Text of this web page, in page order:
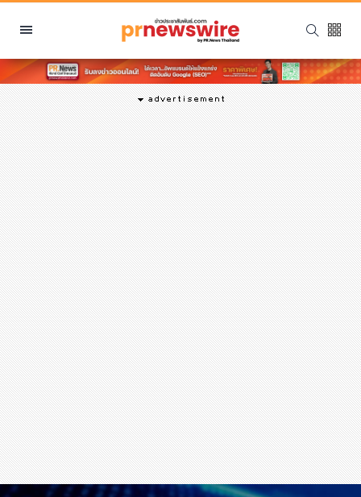
หมวดหมู่
พีอาร์ นิวส์ไวร์
สินค้า, บริการ
โปรโมชั่น
งานอีเว้นท์
รีวิว
บันเทิง
นักแสดง, นักร้อง, โมเดล
อินฟลูเอนเซอร์
ไลฟ์สไตล์
ความงาม
แฟชั่น
สุขภาพ
กีฬา
อาหาร, เครื่องดื่ม
ท่องเที่ยว
โรงแรม, ที่พัก